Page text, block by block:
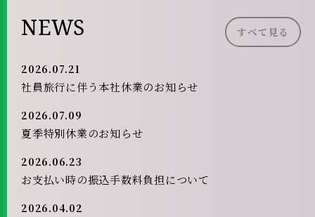
NEWS すべて見る
2026.07.21
社員旅行に伴う本社休業のお知らせ
2026.07.09
夏季特別休業のお知らせ
2026.06.23
お支払い時の振込手数料負担について
2026.04.02